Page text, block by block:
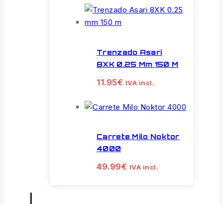
Trenzado Asari
8XK 0.25 Mm 150 M
11.95€ IVA incl.
Carrete Milo Noktor
4000
49.99€ IVA incl.